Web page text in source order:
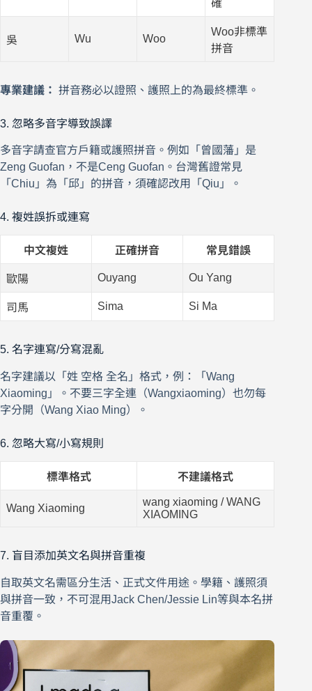
確
吳 Wu Woo
Woo非標準
拼音
專業建議： 拼音務必以證照、護照上的為最終標準。
3. 忽略多音字導致誤譯
多音字請查官方戶籍或護照拼音。例如「曾國藩」是
Zeng Guofan，不是Ceng Guofan。台灣舊證常見
「Chiu」為「邱」的拼音，須確認改用「Qiu」。
4. 複姓誤拆或連寫
中文複姓 正確拼音 常見錯誤
歐陽 Ouyang Ou Yang
司馬 Sima Si Ma
5. 名字連寫/分寫混亂
名字建議以「姓 空格 全名」格式，例：「Wang
Xiaoming」。不要三字全連（Wangxiaoming）也勿每
字分開（Wang Xiao Ming）。
6. 忽略大寫/小寫規則
標準格式 不建議格式
Wang Xiaoming
wang xiaoming / WANG
XIAOMING
7. 盲目添加英文名與拼音重複
自取英文名需區分生活、正式文件用途。學籍、護照須
與拼音一致，不可混用Jack Chen/Jessie Lin等與本名拼
音重覆。